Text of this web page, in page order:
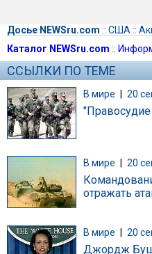
Досье NEWSru.com :: США ::
Каталог NEWSru.com ::
ССЫЛКИ ПО ТЕМЕ
В мире | 20
"Правосудие
В мире | 20
отражать
В мире 20
Джордж Буш